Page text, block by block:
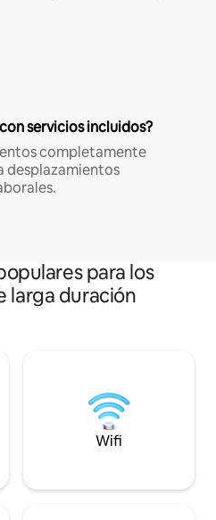
servicios incluidos?
completamente
desplazamientos
para los
larga duración
Wifi